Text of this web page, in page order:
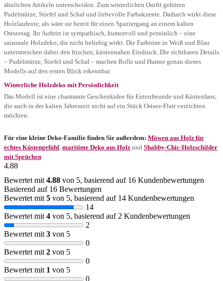
ähnlichen Artikeln unterscheiden. Zum winterlichen Outfit gehören
Pudelmütze, Stiefel und Schal und liebevolle Farbakzente. Dadurch wirkt diese
Holzlaufente, als wäre sie bereit für einen Spaziergang an einem kalten
Ostseetag. Ihr Auftritt ist sympathisch, humorvoll und persönlich – eine
saisonale Holzdeko, die nicht beliebig wirkt. Die Farbtöne in Weiß und Blau
unterstreichen dabei den frischen, küstennahen Eindruck. Die sichtbaren Details
– Pudelmütze, Stiefel und Schal – machen Rolle und Humor genau dieses
Modells auf den ersten Blick erkennbar.
Winterliche Holzdeko mit Persönlichkeit
Das Modell ist eine charmante Geschenkidee für Entenfreunde und Küstenfans,
die auch in der kalten Jahreszeit nicht auf ein Stück Ostsee-Flair verzichten
möchten.
Für eine kleine Deko-Familie finden Sie außerdem: Möwen aus Holz für
echtes Küstengefühl maritime Deko aus Holz und Shabby-Chic-Holzschilder
mit Sprüchen
4.88
Bewertet mit 4.88 von 5, basierend auf 16 Kundenbewertungen
Basierend auf 16 Bewertungen
Bewertet mit 5 von 5, basierend auf 14 Kundenbewertungen
14
Bewertet mit 4 von 5, basierend auf 2 Kundenbewertungen
2
Bewertet mit 3 von 5
0
Bewertet mit 2 von 5
0
Bewertet mit 1 von 5
0